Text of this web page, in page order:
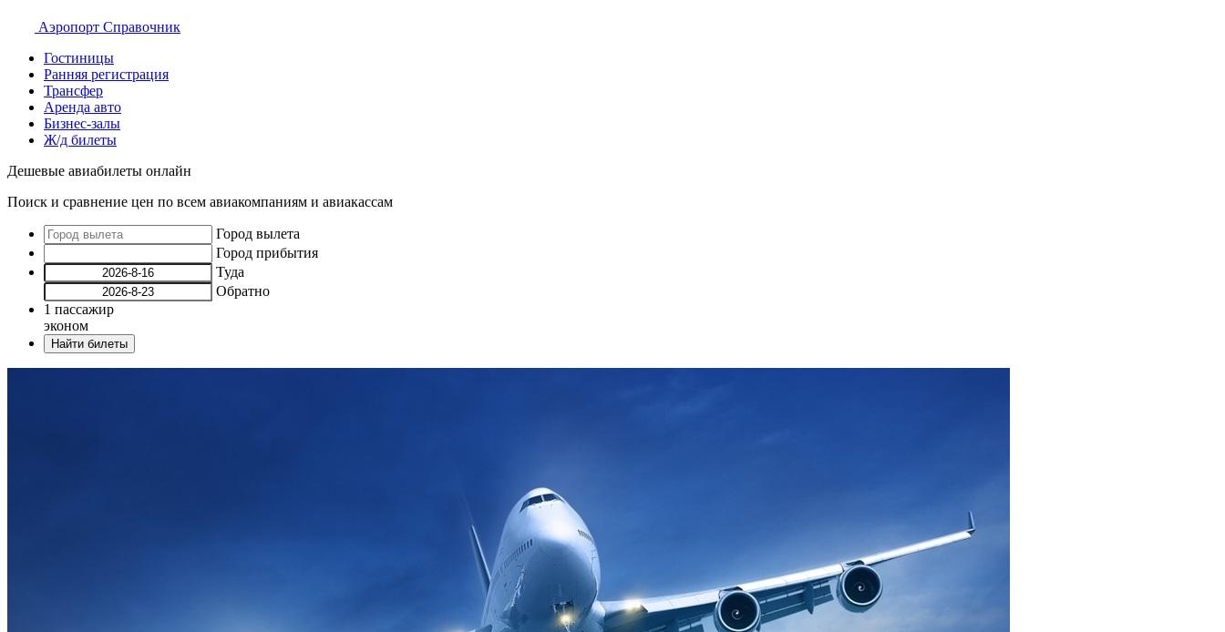
Аэропорт Справочник
Гостиницы
Ранняя регистрация
Трансфер
Аренда авто
Бизнес-залы
Ж/д билеты
Дешевые авиабилеты онлайн
Поиск и сравнение цен по всем авиакомпаниям и авиакассам
Город вылета
Город прибытия
Туда
Обратно
1 пассажир
эконом
Найти билеты